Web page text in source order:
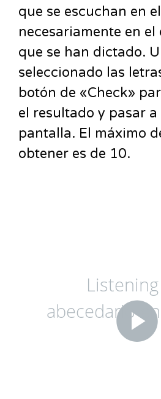
que se escuchan en
necesariamente en el
que se han dictado.
seleccionado las
botón de «Check»
el resultado y pasar
pantalla. El máximo
obtener es de 10.